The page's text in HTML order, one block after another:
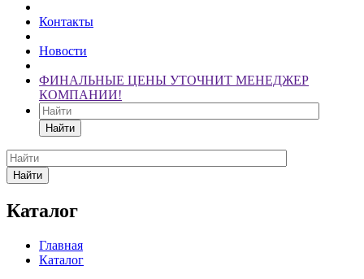
Контакты
Новости
ФИНАЛЬНЫЕ ЦЕНЫ УТОЧНИТ МЕНЕДЖЕР
КОМПАНИИ!
Найти
Найти
Каталог
Главная
Каталог